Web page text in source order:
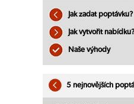
Jak zadat poptávku?
Jak vytvořit nabídku?
Naše výhody
5 nejnovějších